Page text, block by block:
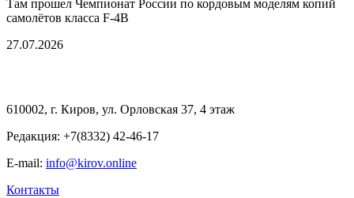
Там прошел Чемпионат России по кордовым моделям копий
самолётов класса F-4B
27.07.2026
610002, г. Киров, ул. Орловская 37, 4 этаж
Редакция: +7(8332) 42-46-17
E-mail: info@kirov.online
Контакты